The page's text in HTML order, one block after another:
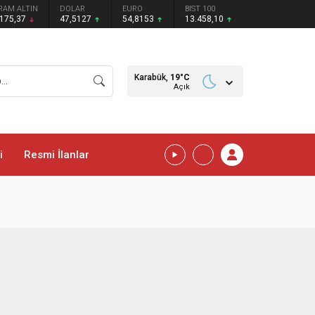
ALTIN DOLAR
47,5127
EURO
54,8153
BIST 100
13.458,10
Karabük, 19°C
Açık
Resmi İlanlar